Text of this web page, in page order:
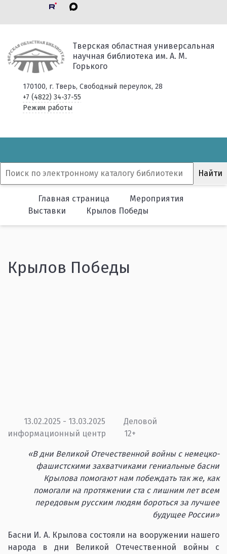
Тверская областная универсальная
научная библиотека им. А. М.
Горького
170100, г. Тверь, Свободный переулок, 28
+7 (4822) 34-37-55
Режим работы
Главная страница
Мероприятия
Выставки
Крылов Победы
Крылов Победы
13.02.2025 - 13.03.2025
Деловой
информационный центр
12+
«В дни Великой Отечественной войны с немецко-
фашистскими захватчиками гениальные басни
Крылова помогают нам побеждать так же, как
помогали на протяжении ста с лишним лет всем
передовым русским людям бороться за лучшее
будущее России»
Басни И. А. Крылова состояли на вооружении нашего
народа в дни Великой Отечественной войны с